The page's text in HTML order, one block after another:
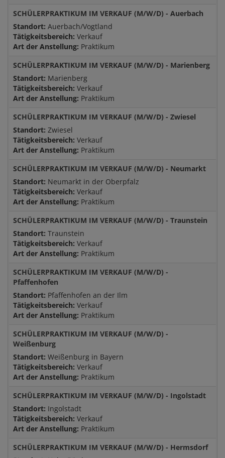
OFFENE STELLEN
SCHÜLERPRAKTIKUM IM VERKAUF (M/W/D) - Auerbach
Standort: Auerbach/Vogtland
Tätigkeitsbereich: Verkauf
Art der Anstellung: Praktikum
SCHÜLERPRAKTIKUM IM VERKAUF (M/W/D) - Marienberg
Standort: Marienberg
Tätigkeitsbereich: Verkauf
Art der Anstellung: Praktikum
SCHÜLERPRAKTIKUM IM VERKAUF (M/W/D) - Zwiesel
Standort: Zwiesel
Tätigkeitsbereich: Verkauf
Art der Anstellung: Praktikum
SCHÜLERPRAKTIKUM IM VERKAUF (M/W/D) - Neumarkt
Standort: Neumarkt in der Oberpfalz
Tätigkeitsbereich: Verkauf
Art der Anstellung: Praktikum
SCHÜLERPRAKTIKUM IM VERKAUF (M/W/D) - Traunstein
Standort: Traunstein
Tätigkeitsbereich: Verkauf
Art der Anstellung: Praktikum
SCHÜLERPRAKTIKUM IM VERKAUF (M/W/D) -
Pfaffenhofen
Standort: Pfaffenhofen an der Ilm
Tätigkeitsbereich: Verkauf
Art der Anstellung: Praktikum
SCHÜLERPRAKTIKUM IM VERKAUF (M/W/D) -
Weißenburg
Standort: Weißenburg in Bayern
Tätigkeitsbereich: Verkauf
Art der Anstellung: Praktikum
SCHÜLERPRAKTIKUM IM VERKAUF (M/W/D) - Ingolstadt
Standort: Ingolstadt
Tätigkeitsbereich: Verkauf
Art der Anstellung: Praktikum
SCHÜLERPRAKTIKUM IM VERKAUF (M/W/D) - Hermsdorf